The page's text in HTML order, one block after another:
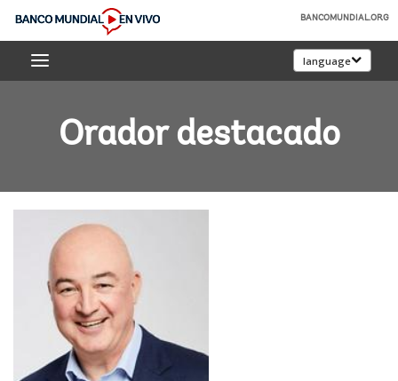
Skip
Main
Banco
Mundial
BANCOMUNDIAL.ORG
language
Orador destacado